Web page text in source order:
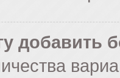
добавить